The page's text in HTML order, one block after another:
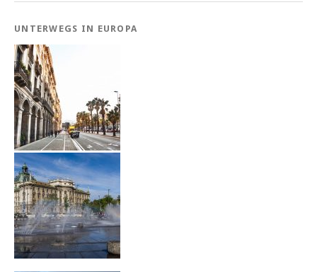
UNTERWEGS IN EUROPA